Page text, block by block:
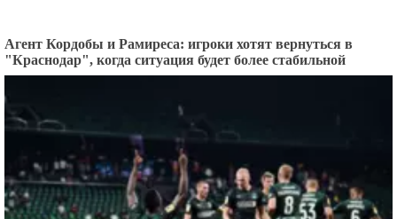
Агент Кордобы и Рамиреса: игроки хотят вернуться в
"Краснодар", когда ситуация будет более стабильной